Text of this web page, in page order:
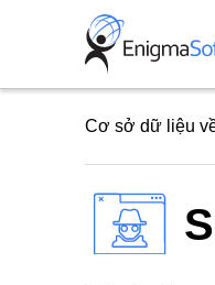
Cơ sở dữ liệu